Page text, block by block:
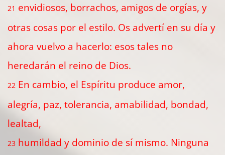
21 envidiosos, borrachos, amigos de orgías, y
otras cosas por el estilo. Os advertí en su día y
ahora vuelvo a hacerlo: esos tales no
heredarán el reino de Dios.
22 En cambio, el Espíritu produce amor,
alegría, paz, tolerancia, amabilidad, bondad,
lealtad,
23 humildad y dominio de sí mismo. Ninguna